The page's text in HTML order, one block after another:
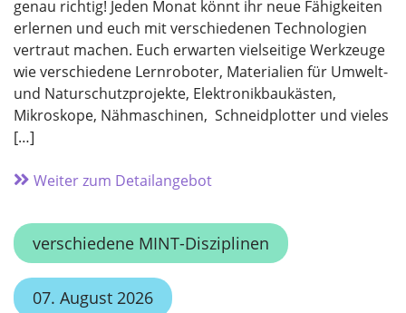
genau richtig! Jeden Monat könnt ihr neue Fähigkeiten
erlernen und euch mit verschiedenen Technologien
vertraut machen. Euch erwarten vielseitige Werkzeuge
wie verschiedene Lernroboter, Materialien für Umwelt-
und Naturschutzprojekte, Elektronikbaukästen,
Mikroskope, Nähmaschinen, Schneidplotter und vieles
[…]
Weiter zum Detailangebot
verschiedene MINT-Disziplinen
07. August 2026